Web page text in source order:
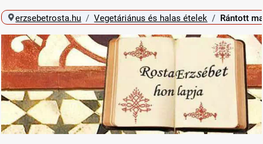
erzsebetrosta.hu Vegetáriánus és halas ételek Rántott